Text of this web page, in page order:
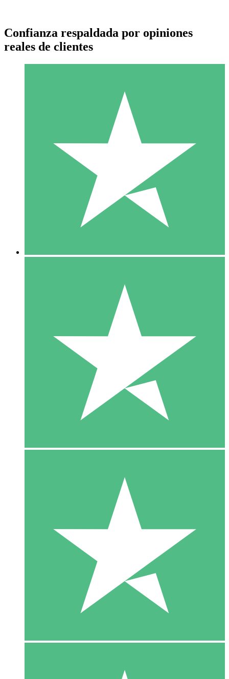
Paquetes de Créditos Individuales
Paga según el uso con créditos de descarga. Sin compromiso
10 00
10 Descargas
20 00
Confianza respaldada por opiniones
reales de clientes